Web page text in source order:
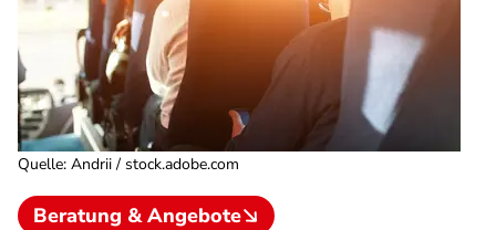
Quelle: Andrii / stock.adobe.com
Beratung & Angebote